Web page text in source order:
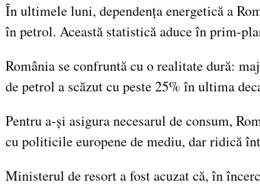
În ultimele luni, dependența energetică a
în petrol. Această statistică aduce în prim-
România se confruntă cu o realitate dură:
de petrol a scăzut cu peste 25% în ultima
Pentru a-și asigura necesarul de consum,
cu politicile europene de mediu, dar ridică
Ministerul de resort a fost acuzat că, în